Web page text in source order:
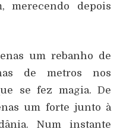
merecendo depois
um rebanho de
de metros nos
se fez magia. De
um forte junto à
Num instante